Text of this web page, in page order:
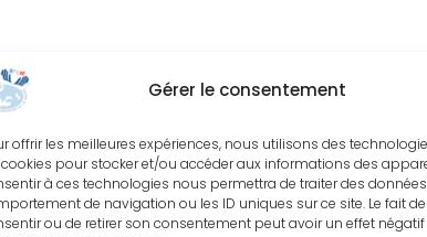
Gérer le consentement
offrir les meilleures expériences, nous utilisons des
pour stocker et/ou accéder aux informations des
à ces technologies nous permettra de traiter des
de navigation ou les ID uniques sur ce site. Le fait
ou de retirer son consentement peut avoir un effet
RESSOURCES
aux membres de la